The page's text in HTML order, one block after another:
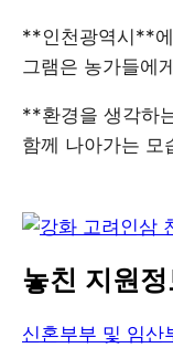
**인천광역시**
그램은 농가들에
**환경을 생각하
함께 나아가는 모
놓친 지원정
신혼부부 및 임산